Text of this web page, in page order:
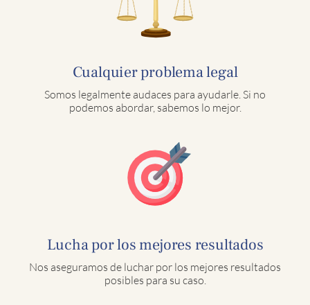
Cualquier problema legal
Somos legalmente audaces para ayudarle. Si no
podemos abordar, sabemos lo mejor.
Lucha por los mejores resultados
Nos aseguramos de luchar por los mejores resultados
posibles para su caso.